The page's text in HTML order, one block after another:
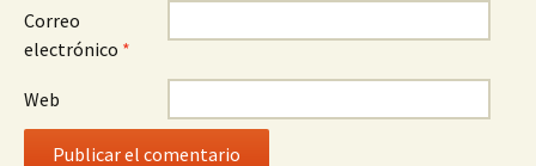
Correo
electrónico *
Web